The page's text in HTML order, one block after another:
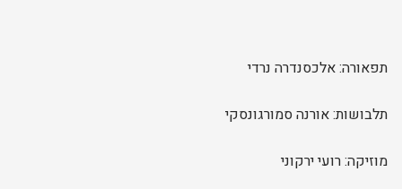
תפאורה: אלכסנדרה נרדי
תלבושות: אורנה סמורגונסקי
מוזיקה: רועי ירקוני